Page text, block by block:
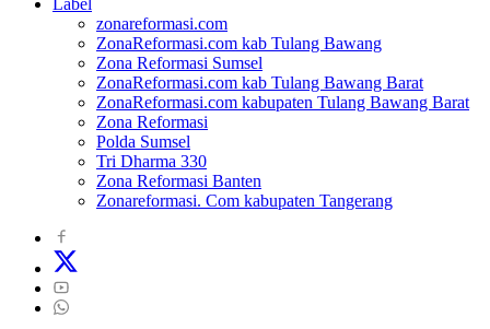
Label
zonareformasi.com
ZonaReformasi.com kab Tulang Bawang
Zona Reformasi Sumsel
ZonaReformasi.com kab Tulang Bawang Barat
ZonaReformasi.com kabupaten Tulang Bawang Barat
Zona Reformasi
Polda Sumsel
Tri Dharma 330
Zona Reformasi Banten
Zonareformasi. Com kabupaten Tangerang